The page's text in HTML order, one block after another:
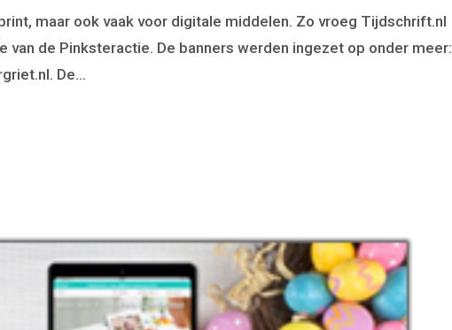
maar ook vaak voor digitale middelen. Zo vroeg Tijdschrift.nl
de Pinksteractie. De banners werden ingezet op onder meer:
De...